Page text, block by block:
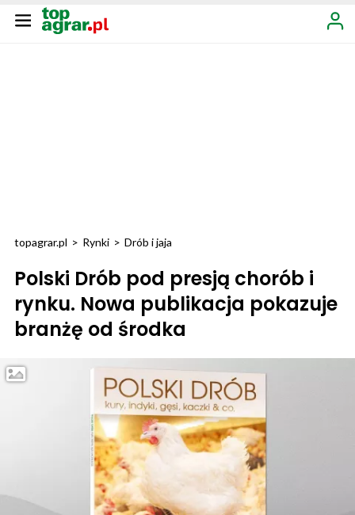
topagrar.pl > Rynki > Drób i jaja
Polski Drób pod presją chorób i
rynku. Nowa publikacja pokazuje
branżę od środka